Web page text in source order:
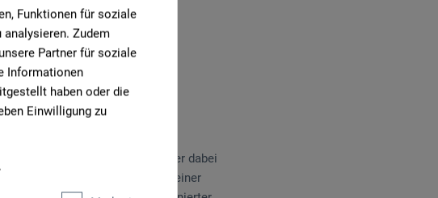
Funktionen für soziale
analysieren. Zudem
Partner für soziale
Informationen
haben oder die
Einwilligung zu
.
unbestechlichem Blick rückt er dabei
Galerien in den Mittelpunkt seiner